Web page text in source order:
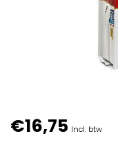
€16,75 Incl. btw